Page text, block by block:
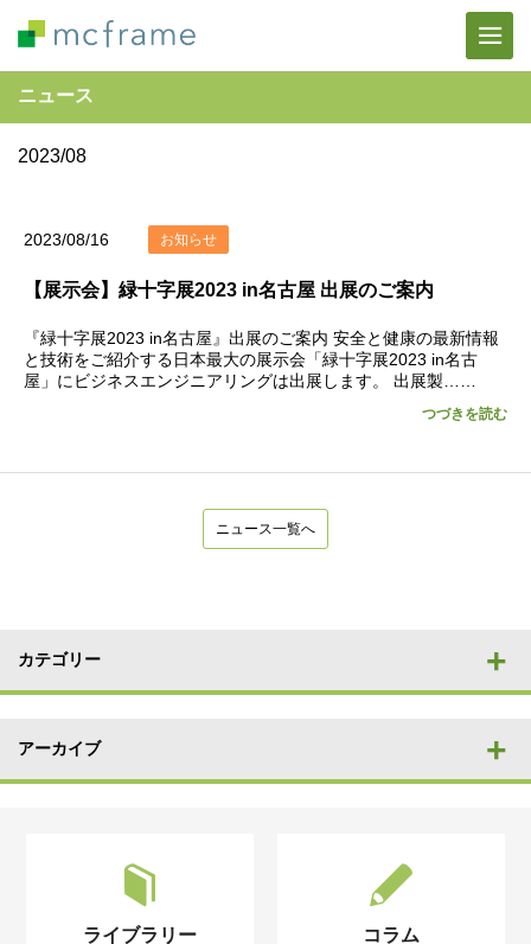
ニュース
2023/08
2023/08/16 お知らせ
【展示会】緑十字展2023 in名古屋 出展のご案内
『緑十字展2023 in名古屋』出展のご案内 安全と健康の最新情報
と技術をご紹介する日本最大の展示会「緑十字展2023 in名古
屋」にビジネスエンジニアリングは出展します。 出展製……
つづきを読む
ニュース一覧へ
カテゴリー
アーカイブ
ライブラリー コラム